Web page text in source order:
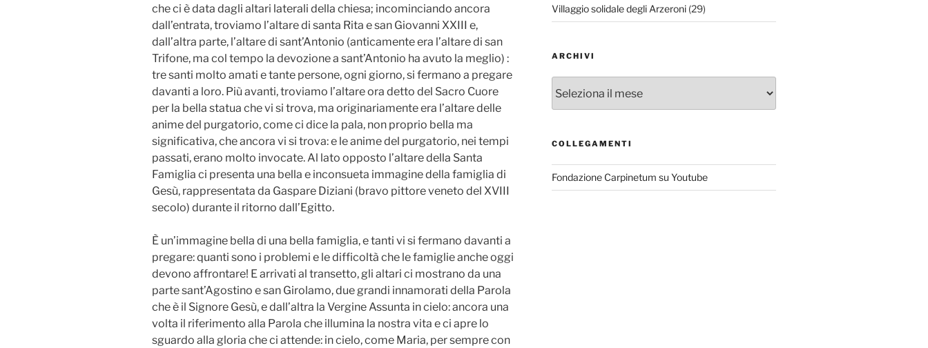
che ci è data dagli altari laterali della chiesa; incominciando ancora
dall’entrata, troviamo l’altare di santa Rita e san Giovanni XXIII e,
dall’altra parte, l’altare di sant’Antonio (anticamente era l’altare di san
Trifone, ma col tempo la devozione a sant’Antonio ha avuto la meglio) :
tre santi molto amati e tante persone, ogni giorno, si fermano a pregare
davanti a loro. Più avanti, troviamo l’altare ora detto del Sacro Cuore
per la bella statua che vi si trova, ma originariamente era l’altare delle
anime del purgatorio, come ci dice la pala, non proprio bella ma
significativa, che ancora vi si trova: e le anime del purgatorio, nei tempi
passati, erano molto invocate. Al lato opposto l’altare della Santa
Famiglia ci presenta una bella e inconsueta immagine della famiglia di
Gesù, rappresentata da Gaspare Diziani (bravo pittore veneto del XVIII
secolo) durante il ritorno dall’Egitto.
È un’immagine bella di una bella famiglia, e tanti vi si fermano davanti a
pregare: quanti sono i problemi e le difficoltà che le famiglie anche oggi
devono affrontare! E arrivati al transetto, gli altari ci mostrano da una
parte sant’Agostino e san Girolamo, due grandi innamorati della Parola
che è il Signore Gesù, e dall’altra la Vergine Assunta in cielo: ancora una
volta il riferimento alla Parola che illumina la nostra vita e ci apre lo
sguardo alla gloria che ci attende: in cielo, come Maria, per sempre con
Villaggio solidale degli Arzeroni(29)
ARCHIVI
COLLEGAMENTI
Fondazione Carpinetum su Youtube